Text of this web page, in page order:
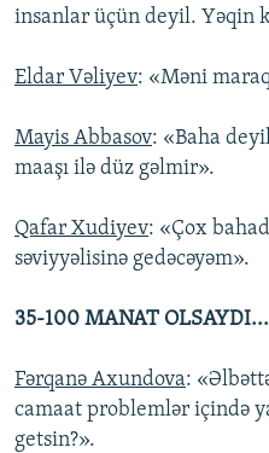
insanlar üçün deyil. Yəqin
Eldar Vəliyev: «Məni
Mayis Abbasov: «Baha
maaşı ilə düz gəlmir».
Qafar Xudiyev: «Çox
səviyyəlisinə gedəcəyəm».
35-100 MANAT OLSAYDI...
Fərqanə Axundova:
camaat problemlər içində
getsin?».